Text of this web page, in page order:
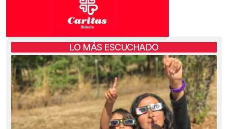
LO MÁS ESCUCHADO